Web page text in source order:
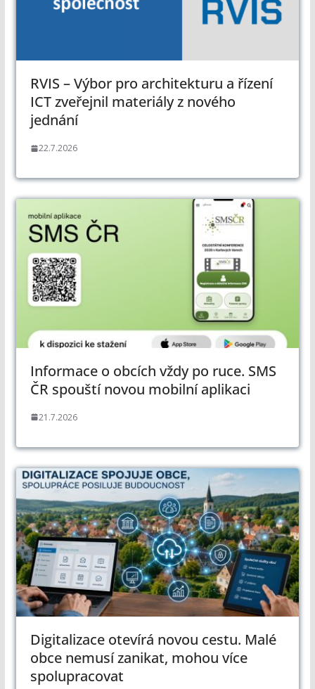
RVIS – Výbor pro architekturu a řízení
ICT zveřejnil materiály z nového
jednání
22.7.2026
Informace o obcích vždy po ruce. SMS
ČR spouští novou mobilní aplikaci
21.7.2026
Digitalizace otevírá novou cestu. Malé
obce nemusí zanikat, mohou více
spolupracovat